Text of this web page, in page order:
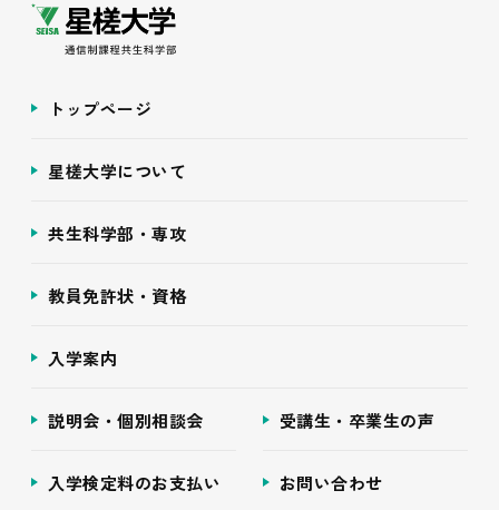
トップページ
星槎大学について
共生科学部・専攻
教員免許状・資格
入学案内
説明会・個別相談会 受講生・卒業生の声
入学検定料のお支払い お問い合わせ